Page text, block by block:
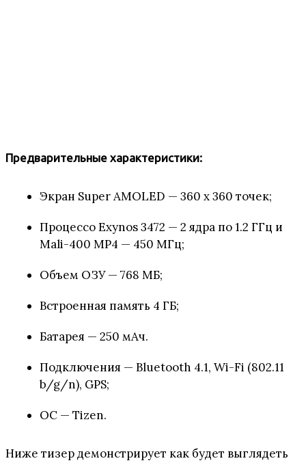
Предварительные характеристики:
Экран Super AMOLED — 360 x 360 точек;
Процессо Exynos 3472 — 2 ядра по 1.2 ГГц и
Mali-400 MP4 — 450 МГц;
Объем ОЗУ — 768 МБ;
Встроенная память 4 ГБ;
Батарея — 250 мАч.
Подключения — Bluetooth 4.1, Wi-Fi (802.11
b/g/n), GPS;
ОС — Tizen.
Ниже тизер демонстрирует как будет выглядеть